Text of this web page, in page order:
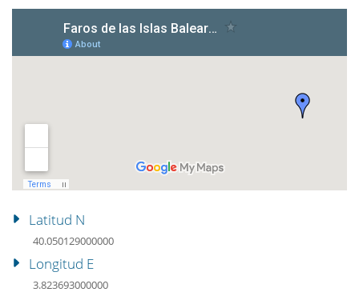
Latitud N
40.050129000000
Longitud E
3.823693000000